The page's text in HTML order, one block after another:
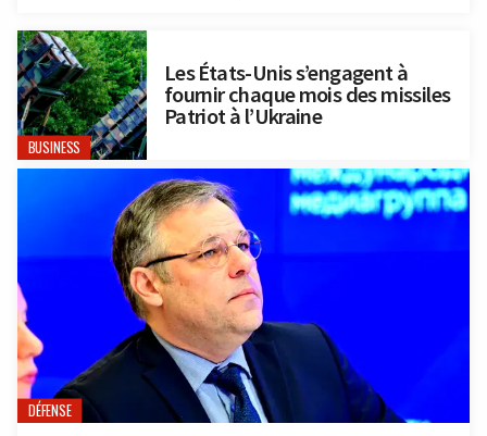
BUSINESS
Les États-Unis s’engagent à
fournir chaque mois des missiles
Patriot à l’Ukraine
DÉFENSE